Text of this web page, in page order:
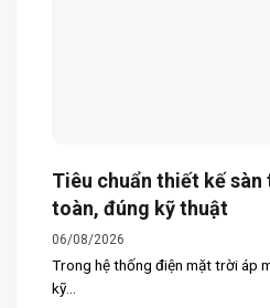
Tiêu chuẩn thiết kế
toàn, đúng kỹ thuật
06/08/2026
Trong hệ thống điện mặt trời áp
kỹ...